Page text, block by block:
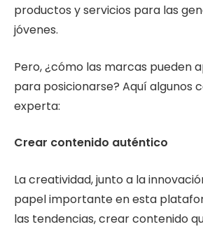
productos y servicios para las
jóvenes.
Pero, ¿cómo las marcas pueden
para posicionarse? Aquí algunos
experta:
Crear contenido auténtico
La creatividad, junto a la
papel importante en esta
las tendencias, crear contenido